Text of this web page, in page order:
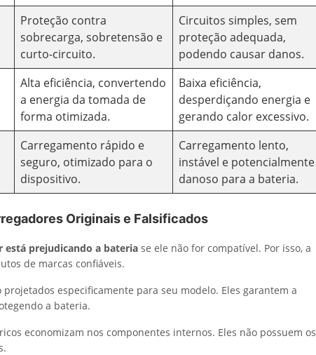
Proteção contra
sobrecarga, sobretensão e
curto-circuito.
Circuitos simples, sem
proteção adequada,
podendo causar danos.
Alta eficiência, convertendo
a energia da tomada de
forma otimizada.
Baixa eficiência,
desperdiçando energia e
gerando calor excessivo.
Carregamento rápido e
seguro, otimizado para o
dispositivo.
Carregamento lento,
instável e potencialmente
danoso para a bateria.
Originais e Falsificados
está prejudicando a bateria se ele não for compatível. Por isso, a
de marcas confiáveis.
especificamente para seu modelo. Eles garantem a
a bateria.
economizam nos componentes internos. Eles não possuem os